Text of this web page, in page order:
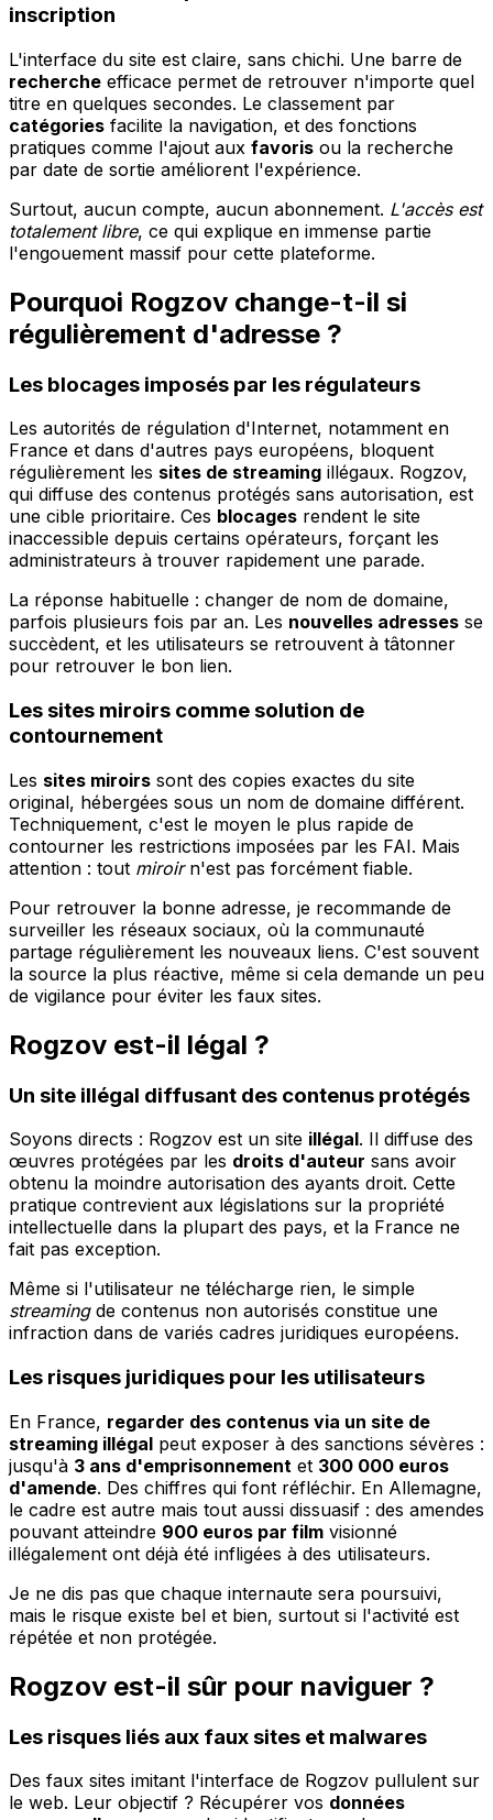
inscription
L'interface du site est claire, sans chichi. Une barre de
recherche efficace permet de retrouver n'importe quel
titre en quelques secondes. Le classement par
catégories facilite la navigation, et des fonctions
pratiques comme l'ajout aux favoris ou la recherche
par date de sortie améliorent l'expérience.
Surtout, aucun compte, aucun abonnement. L'accès est
totalement libre, ce qui explique en immense partie
l'engouement massif pour cette plateforme.
Pourquoi Rogzov change-t-il si
régulièrement d'adresse ?
Les blocages imposés par les régulateurs
Les autorités de régulation d'Internet, notamment en
France et dans d'autres pays européens, bloquent
régulièrement les sites de streaming illégaux. Rogzov,
qui diffuse des contenus protégés sans autorisation, est
une cible prioritaire. Ces blocages rendent le site
inaccessible depuis certains opérateurs, forçant les
administrateurs à trouver rapidement une parade.
La réponse habituelle : changer de nom de domaine,
parfois plusieurs fois par an. Les nouvelles adresses se
succèdent, et les utilisateurs se retrouvent à tâtonner
pour retrouver le bon lien.
Les sites miroirs comme solution de
contournement
Les sites miroirs sont des copies exactes du site
original, hébergées sous un nom de domaine différent.
Techniquement, c'est le moyen le plus rapide de
contourner les restrictions imposées par les FAI. Mais
attention : tout miroirn'est pas forcément fiable.
Pour retrouver la bonne adresse, je recommande de
surveiller les réseaux sociaux, où la communauté
partage régulièrement les nouveaux liens. C'est souvent
la source la plus réactive, même si cela demande un peu
de vigilance pour éviter les faux sites.
Rogzov est-il légal ?
Un site illégal diffusant des contenus protégés
Soyons directs : Rogzov est un site illégal. Il diffuse des
œuvres protégées par les droits d'auteur sans avoir
obtenu la moindre autorisation des ayants droit. Cette
pratique contrevient aux législations sur la propriété
intellectuelle dans la plupart des pays, et la France ne
fait pas exception.
Même si l'utilisateur ne télécharge rien, le simple
streamingde contenus non autorisés constitue une
infraction dans de variés cadres juridiques européens.
Les risques juridiques pour les utilisateurs
En France, regarder des contenus via un site de
streaming illégal peut exposer à des sanctions sévères :
jusqu'à 3 ans d'emprisonnement et 300 000 euros
d'amende. Des chiffres qui font réfléchir. En Allemagne,
le cadre est autre mais tout aussi dissuasif : des amendes
pouvant atteindre 900 euros par film visionné
illégalement ont déjà été infligées à des utilisateurs.
Je ne dis pas que chaque internaute sera poursuivi,
mais le risque existe bel et bien, surtout si l'activité est
répétée et non protégée.
Rogzov est-il sûr pour naviguer ?
Les risques liés aux faux sites et malwares
Des faux sites imitant l'interface de Rogzov pullulent sur
le web. Leur objectif ? Récupérer vos données